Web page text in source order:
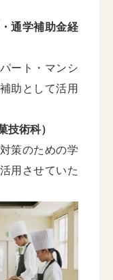
通学補助金経
ート・マンシ
助として活用
技術科）
策のための学
用させていた